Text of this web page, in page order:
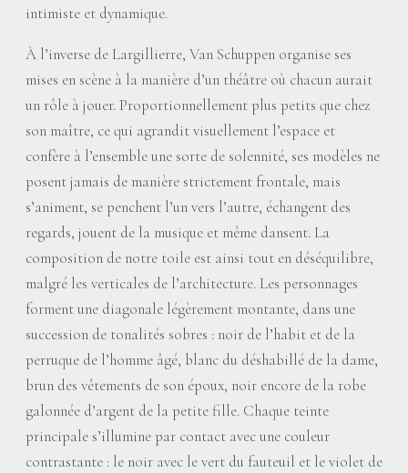
intimiste et dynamique.
À l’inverse de Largillierre, Van Schuppen organise ses
mises en scène à la manière d’un théâtre où chacun aurait
un rôle à jouer. Proportionnellement plus petits que chez
son maître, ce qui agrandit visuellement l’espace et
confère à l’ensemble une sorte de solennité, ses modèles ne
posent jamais de manière strictement frontale, mais
s’animent, se penchent l’un vers l’autre, échangent des
regards, jouent de la musique et même dansent. La
composition de notre toile est ainsi tout en déséquilibre,
malgré les verticales de l’architecture. Les personnages
forment une diagonale légèrement montante, dans une
succession de tonalités sobres : noir de l’habit et de la
perruque de l’homme âgé, blanc du déshabillé de la dame,
brun des vêtements de son époux, noir encore de la robe
galonnée d’argent de la petite fille. Chaque teinte
principale s’illumine par contact avec une couleur
contrastante : le noir avec le vert du fauteuil et le violet de